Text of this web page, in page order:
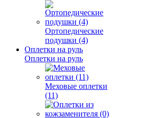
Ортопедические
подушки (4)
Оплетки на руль
Оплетки на руль
Меховые оплетки
(11)